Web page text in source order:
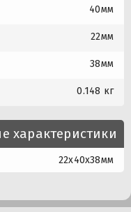
40мм
22мм
38мм
0.148 кг
характеристики
22x40x38мм